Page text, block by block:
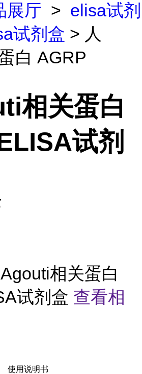
展厅 > elisa试剂
试剂盒 > 人
白 AGRP
相关蛋白
试剂
相关蛋白
试剂盒 查看相
使用说明书